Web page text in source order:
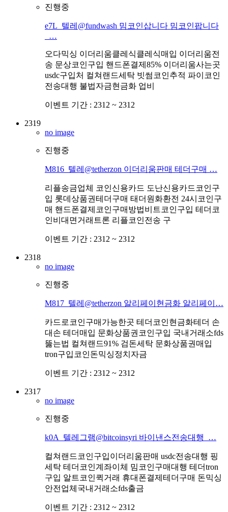
진행중
e7L_텔레@fundwash 밈코인삽니다 밈코인팝니다
_…
오다믹싱 이더리움클레식클레식매입 이더리움전
송 문상코인구입 핸드폰결제85% 이더리움사는곳
usdc구입처 컬쳐랜드세탁 빗썸코인추적 파이코인
전송대행 불법자금현금화 업비
이벤트 기간 : 2312 ~ 2312
2319
no image
진행중
M816_텔레@tetherzon 이더리움판매 테더구매 …
리플송금업체 코인신용카드 도난신용카드코인구
입 롯데상품권테더구매 태더원화환전 24시코인구
매 핸드폰결제코인구매방법비트코인구입 테더코
인비대면거래트론 리플코인전송 구
이벤트 기간 : 2312 ~ 2312
2318
no image
진행중
M817_텔레@tetherzon 알리페이현금화 알리페이…
카드로코인구매가능한곳 테더코인현금화테더 손
대손 테더매입 문화상품권코인구입 국내거래소fds
뚫는법 컬쳐랜드91% 검돈세탁 문화상품권매입
tron구입코인돈믹싱정치자금
이벤트 기간 : 2312 ~ 2312
2317
no image
진행중
k0A_텔레그램@bitcoinsyri 바이낸스전송대행_…
컬쳐랜드코인구입이더리움판매 usdc전송대행 핑
세탁 테더코인계좌이체 밈코인구매대행 테더tron
구입 알트코인퀵거래 휴대폰결제테더구매 돈믹싱
안전업체국내거래소fds출금
이벤트 기간 : 2312 ~ 2312